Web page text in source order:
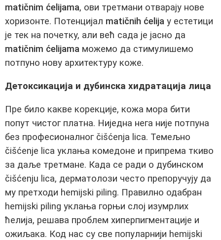
matičnim ćelijama, ови третмани отварају нове
хоризонте. Потенцијал matičnih ćelija у естетици
је тек на почетку, али већ сада је јасно да
matičnim ćelijama можемо да стимулишемо
потпуно нову архитектуру коже.
Детоксикација и дубинска хидратација лица
Пре било какве корекције, кожа мора бити
попут чистог платна. Ниједна нега није потпуна
без професионалног čišćenja lica. Темељно
čišćenje lica уклања комедоне и припрема ткиво
за даље третмане. Када се ради о дубинском
čišćenju lica, дерматолози често препоручују да
му претходи hemijski piling. Правилно одабран
hemijski piling уклања горњи слој изумрлих
ћелија, решава проблем хиперпигментације и
ожиљака. Код нас су све популарнији hemijski